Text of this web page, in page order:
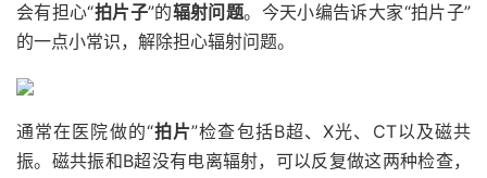
会有担心“拍片子”的辐射问题。今天小编告诉大家“拍片子”
的一点小常识，解除担心辐射问题。
通常在医院做的“拍片”检查包括B超、X光、CT以及磁共
振。磁共振和B超没有电离辐射，可以反复做这两种检查，